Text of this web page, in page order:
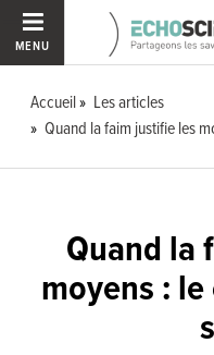
MENU
Accueil
Les articles
Quand la faim justifie les
Quand la
moyens :